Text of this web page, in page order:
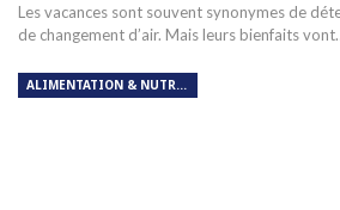
Les vacances sont souvent synonymes de
de changement d’air. Mais leurs bienfaits
ALIMENTATION & NUTRITION